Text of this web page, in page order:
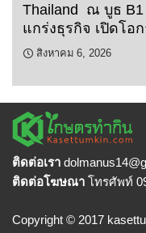
Thailand ณ บูธ B1
แกร่งธุรกิจ เปิดโ
สิงหาคม 6, 2026
ติดต่อเรา dolmanus14
ติดต่อโฆษณา โทรศัพท์
Copyright © 2017